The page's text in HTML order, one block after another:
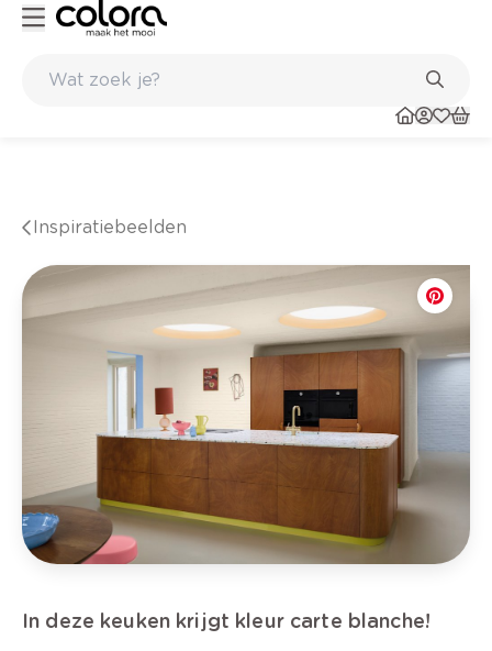
Inspiratiebeelden
In deze keuken krijgt kleur carte blanche!